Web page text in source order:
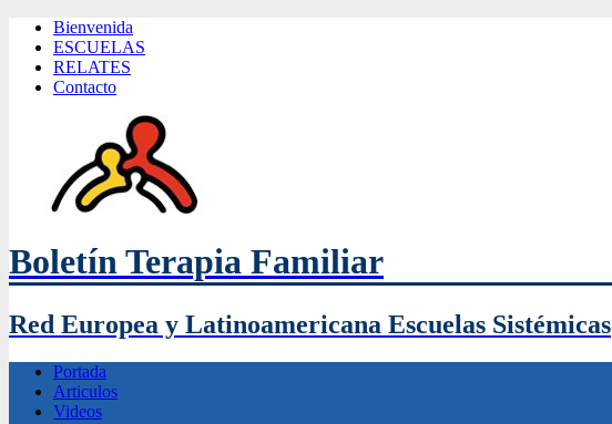
Bienvenida
ESCUELAS
RELATES
Contacto
Boletín Terapia Familiar
Red Europea y Latinoamericana Escuelas Sistémicas
Portada
Articulos
Videos